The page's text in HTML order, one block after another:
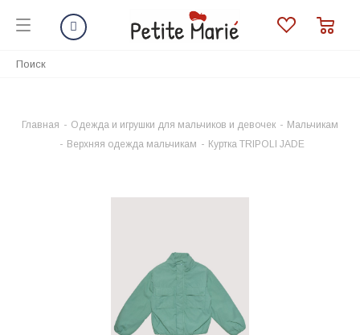
Главная - Одежда и игрушки для мальчиков и девочек - Мальчикам
- Верхняя одежда мальчикам - Куртка TRIPOLI JADE